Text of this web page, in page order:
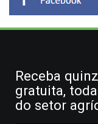
Receba
gratuita,
do setor